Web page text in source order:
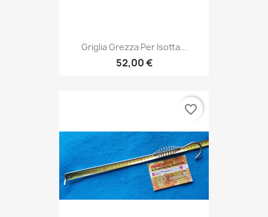
Griglia Grezza Per Isotta...
52,00 €
favorite_border